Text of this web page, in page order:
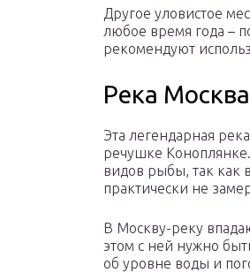
Другое уловистое
любое время года –
рекомендуют
Река Москва
Эта легендарная
речушке
видов рыбы, так как
практически не
В Москву-реку
этом с ней нужно
об уровне воды и